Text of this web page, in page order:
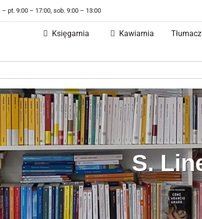
pt. 9:00 – 17:00, sob. 9:00 – 13:00
Księgarnia Kawiarnia
S.